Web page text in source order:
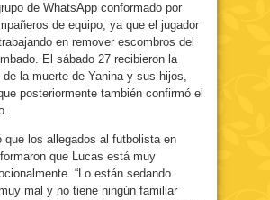
de WhatsApp conformado por
de equipo, ya que el jugador
en remover escombros del
El sábado 27 recibieron la
la muerte de Yanina y sus hijos,
posteriormente también confirmó el
que los allegados al futbolista en
que Lucas está muy
“Lo están sedando
mal y no tiene ningún familiar